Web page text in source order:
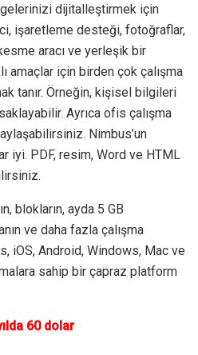
dijitalleştirmek için
işaretleme desteği, fotoğraflar,
aracı ve yerleşik bir
amaçlar için birden çok çalışma
tanır. Örneğin, kişisel bilgileri
Ayrıca ofis çalışma
Nimbus’un
iyi. PDF, resim, Word ve HTML
blokların, ayda 5 GB
ve daha fazla çalışma
iOS, Android, Windows, Mac ve
sahip bir çapraz platform
60 dolar